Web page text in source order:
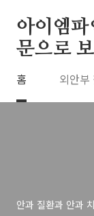
아이엠
문으로
홈 외안부
안과 질환과 안과